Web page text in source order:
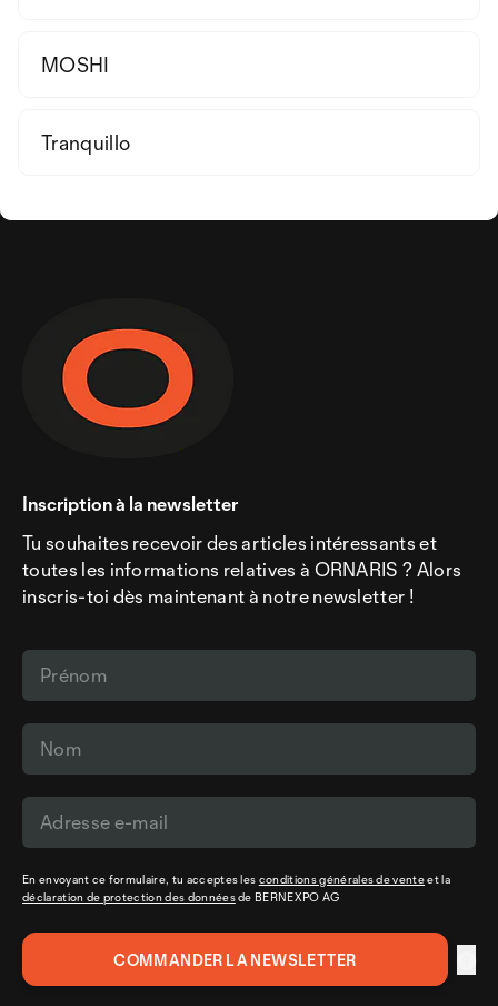
MOSHI
Tranquillo
Inscription à la newsletter
Tu souhaites recevoir des articles intéressants et
toutes les informations relatives à ORNARIS ? Alors
inscris-toi dès maintenant à notre newsletter !
En envoyant ce formulaire, tu acceptes les conditions générales de venteet la
déclaration de protection des donnéesde BERNEXPO AG